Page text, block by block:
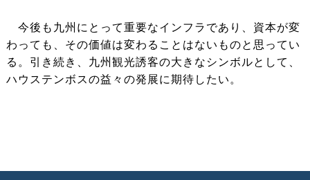
今後も九州にとって重要なインフラであり、資本が変
わっても、その価値は変わることはないものと思ってい
る。引き続き、九州観光誘客の大きなシンボルとして、
ハウステンボスの益々の発展に期待したい。